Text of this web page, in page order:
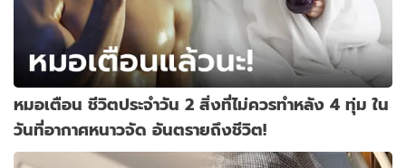
หมอเตือน ชีวิตประจำวัน 2 สิ่งที่ไม่ควรทำหลัง 4 ทุ่ม ใน
วันที่อากาศหนาวจัด อันตรายถึงชีวิต!